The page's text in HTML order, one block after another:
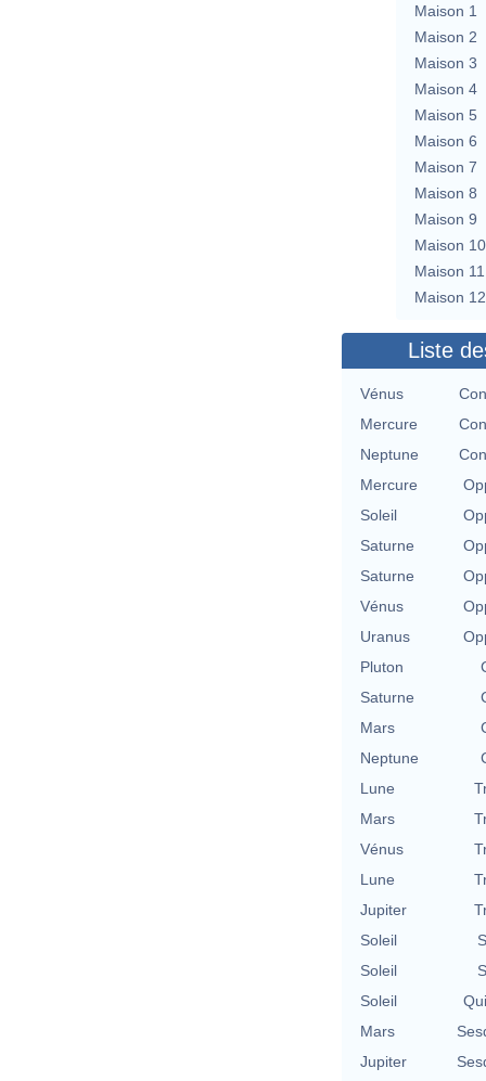
Maison 1
Maison 2
Maison 3
Maison 4
Maison 5
Maison 6
Maison 7
Maison 8
Maison 9
Maison 10
Maison 11
Maison 12
Liste
Vénus
Mercure
Neptune
Mercure
Soleil
Saturne
Saturne
Vénus
Uranus
Pluton
Saturne
Mars
Neptune
Lune
Mars
Vénus
Lune
Jupiter
Soleil
Soleil
Soleil
Mars
Jupiter